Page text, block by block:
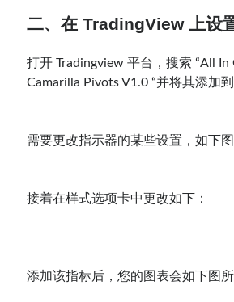
二、在 TradingView 上设
打开 Tradingview 平台，搜索 “All In
Camarilla Pivots V1.0 “并将其添加
需要更改指示器的某些设置，如下图
接着在样式选项卡中更改如下：
添加该指标后，您的图表会如下图所